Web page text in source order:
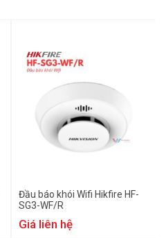
Đầu báo khói Wifi Hikfire HF-
SG3-WF/R
Giá liên hệ